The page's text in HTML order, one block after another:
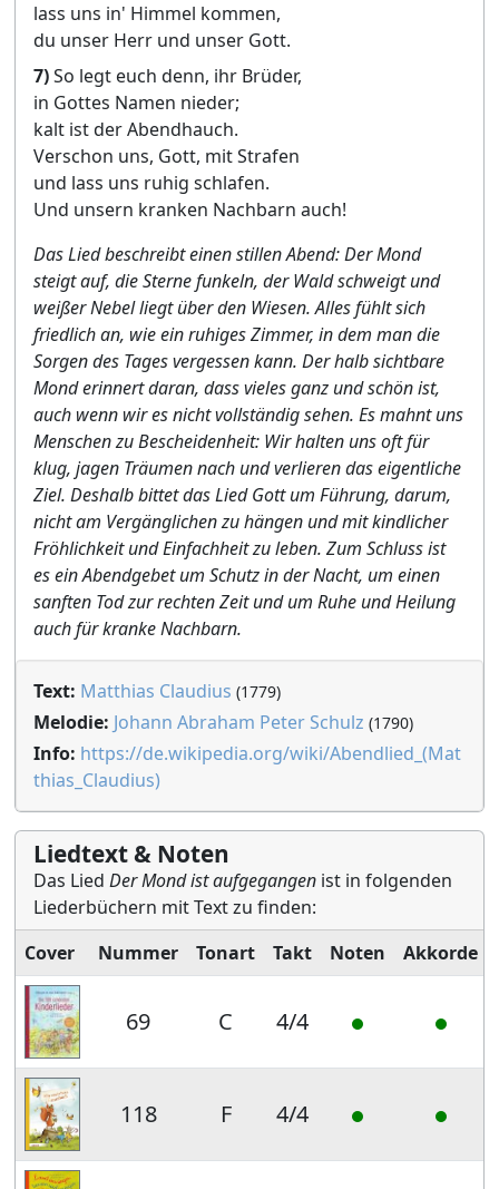
lass uns in' Himmel kommen,
du unser Herr und unser Gott.
7)So legt euch denn, ihr Brüder,
in Gottes Namen nieder;
kalt ist der Abendhauch.
Verschon uns, Gott, mit Strafen
und lass uns ruhig schlafen.
Und unsern kranken Nachbarn auch!
Das Lied beschreibt einen stillen Abend: Der Mond
steigt auf, die Sterne funkeln, der Wald schweigt und
weißer Nebel liegt über den Wiesen. Alles fühlt sich
friedlich an, wie ein ruhiges Zimmer, in dem man die
Sorgen des Tages vergessen kann. Der halb sichtbare
Mond erinnert daran, dass vieles ganz und schön ist,
auch wenn wir es nicht vollständig sehen. Es mahnt uns
Menschen zu Bescheidenheit: Wir halten uns oft für
klug, jagen Träumen nach und verlieren das eigentliche
Ziel. Deshalb bittet das Lied Gott um Führung, darum,
nicht am Vergänglichen zu hängen und mit kindlicher
Fröhlichkeit und Einfachheit zu leben. Zum Schluss ist
es ein Abendgebet um Schutz in der Nacht, um einen
sanften Tod zur rechten Zeit und um Ruhe und Heilung
auch für kranke Nachbarn.
Text: Matthias Claudius (1779)
Melodie: Johann Abraham Peter Schulz (1790)
Info: https://de.wikipedia.org/wiki/Abendlied_(Mat
thias_Claudius)
Liedtext & Noten
Das Lied Der Mond ist aufgegangen ist in folgenden
Liederbüchern mit Text zu finden:
Cover
Nummer Tonart Takt Noten Akkorde
69 C 4/4
118 F 4/4